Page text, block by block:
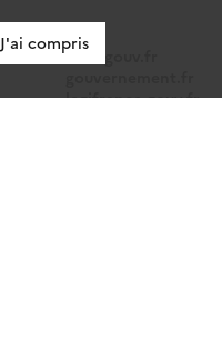
data.gouv.fr
legifrance.gouv.fr
J'ai compris